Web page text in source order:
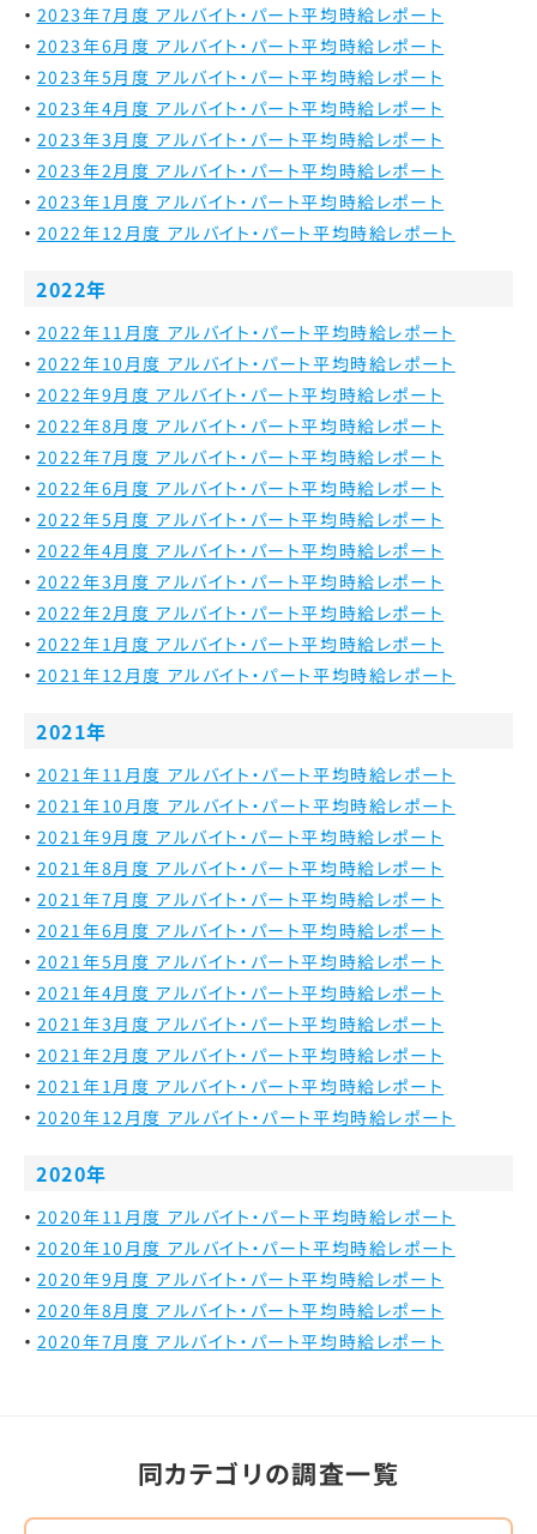
2023年7月度 アルバイト・パート平均時給レポート
2023年6月度 アルバイト・パート平均時給レポート
2023年5月度 アルバイト・パート平均時給レポート
2023年4月度 アルバイト・パート平均時給レポート
2023年3月度 アルバイト・パート平均時給レポート
2023年2月度 アルバイト・パート平均時給レポート
2023年1月度 アルバイト・パート平均時給レポート
2022年12月度 アルバイト・パート平均時給レポート
2022年
2022年11月度 アルバイト・パート平均時給レポート
2022年10月度 アルバイト・パート平均時給レポート
2022年9月度 アルバイト・パート平均時給レポート
2022年8月度 アルバイト・パート平均時給レポート
2022年7月度 アルバイト・パート平均時給レポート
2022年6月度 アルバイト・パート平均時給レポート
2022年5月度 アルバイト・パート平均時給レポート
2022年4月度 アルバイト・パート平均時給レポート
2022年3月度 アルバイト・パート平均時給レポート
2022年2月度 アルバイト・パート平均時給レポート
2022年1月度 アルバイト・パート平均時給レポート
2021年12月度 アルバイト・パート平均時給レポート
2021年
2021年11月度 アルバイト・パート平均時給レポート
2021年10月度 アルバイト・パート平均時給レポート
2021年9月度 アルバイト・パート平均時給レポート
2021年8月度 アルバイト・パート平均時給レポート
2021年7月度 アルバイト・パート平均時給レポート
2021年6月度 アルバイト・パート平均時給レポート
2021年5月度 アルバイト・パート平均時給レポート
2021年4月度 アルバイト・パート平均時給レポート
2021年3月度 アルバイト・パート平均時給レポート
2021年2月度 アルバイト・パート平均時給レポート
2021年1月度 アルバイト・パート平均時給レポート
2020年12月度 アルバイト・パート平均時給レポート
2020年
2020年11月度 アルバイト・パート平均時給レポート
2020年10月度 アルバイト・パート平均時給レポート
2020年9月度 アルバイト・パート平均時給レポート
2020年8月度 アルバイト・パート平均時給レポート
2020年7月度 アルバイト・パート平均時給レポート
同カテゴリの調査一覧